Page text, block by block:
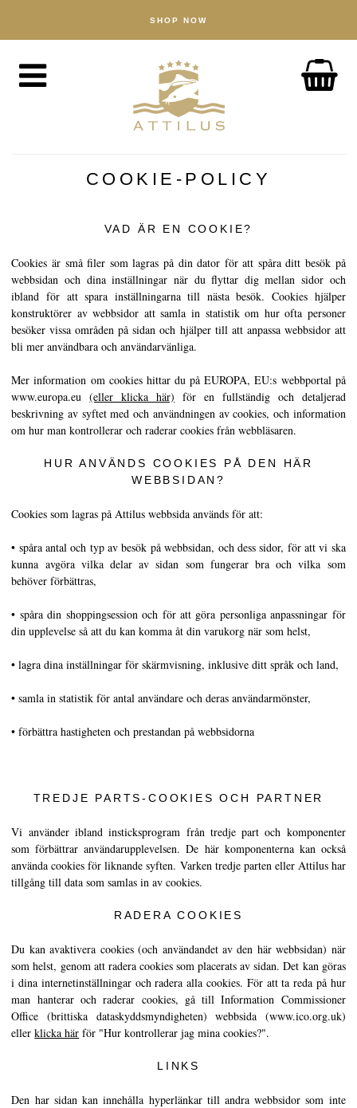
Fisk
Tillbehör
The Attilus Way
Våra produkter
Kvalitetssäkrad
Hållbarhet
UPPTÄCK
Kaviarens historia
Provsmakningsguide
Klassifiering av kaviar
Att skapa kaviar
EVENEMANG
Företagsevenemang
KONTAKT
COOKIE-POLICY
VAD ÄR EN COOKIE?
Cookies är små filer som lagras på din dator för att spåra ditt besök på
webbsidan och dina inställningar när du flyttar dig mellan sidor och
ibland för att spara inställningarna till nästa besök. Cookies hjälper
konstruktörer av webbsidor att samla in statistik om hur ofta personer
besöker vissa områden på sidan och hjälper till att anpassa webbsidor att
bli mer användbara och användarvänliga.
Mer information om cookies hittar du på EUROPA, EU:s webbportal på
www.europa.eu(eller klicka här) för en fullständig och detaljerad
beskrivning av syftet med och användningen av cookies, och information
om hur man kontrollerar och raderar cookies från webbläsaren.
HUR ANVÄNDS COOKIES PÅ DEN HÄR
WEBBSIDAN?
Cookies som lagras på Attilus webbsida används för att:
• spåra antal och typ av besök på webbsidan, och dess sidor, för att vi ska
kunna avgöra vilka delar av sidan som fungerar bra och vilka som
behöver förbättras,
• spåra din shoppingsession och för att göra personliga anpassningar för
din upplevelse så att du kan komma åt din varukorg när som helst,
• lagra dina inställningar för skärmvisning, inklusive ditt språk och land,
• samla in statistik för antal användare och deras användarmönster,
• förbättra hastigheten och prestandan på webbsidorna
TREDJE PARTS-COOKIES OCH PARTNER
Vi använder ibland insticksprogram från tredje part och komponenter
som förbättrar användarupplevelsen. De här komponenterna kan också
använda cookies för liknande syften. Varken tredje parten eller Attilus har
tillgång till data som samlas in av cookies.
RADERA COOKIES
Du kan avaktivera cookies (och användandet av den här webbsidan) när
som helst, genom att radera cookies som placerats av sidan. Det kan göras
i dina internetinställningar och radera alla cookies. För att ta reda på hur
man hanterar och raderar cookies, gå till Information Commissioner
Office (brittiska dataskyddsmyndigheten) webbsida (www.ico.org.uk)
ellerklicka här för "Hur kontrollerar jag mina cookies?".
LINKS
Den har sidan kan innehålla hyperlänkar till andra webbsidor som inte
SHOP NOW